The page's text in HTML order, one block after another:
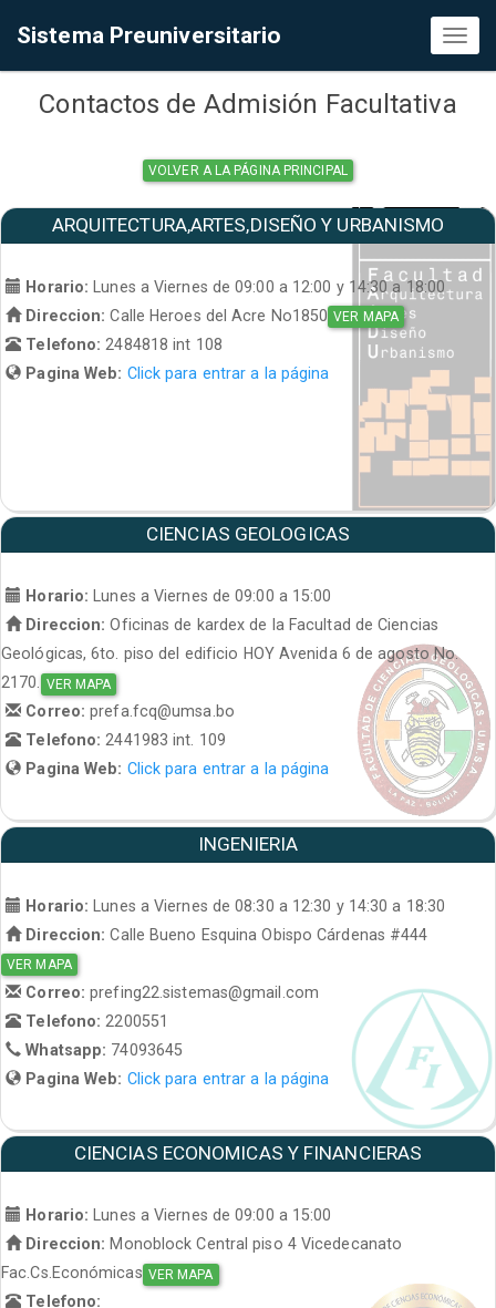
Sistema Preuniversitario
Contactos de Admisión Facultativa
VOLVER A LA PÁGINA PRINCIPAL
ARQUITECTURA,ARTES,DISEÑO Y URBANISMO
Horario:
Lunes a Viernes de 09:00 a 12:00 y 14:30 a 18:00
Direccion: Calle Heroes del Acre No1850 VER MAPA
Telefono: 2484818 int 108
Pagina Web: Click para entrar a la página
CIENCIAS GEOLOGICAS
Horario: Lunes a Viernes de 09:00 a 15:00
Direccion: Oficinas de kardex de la Facultad de Ciencias
Geológicas, 6to. piso del edificio HOY Avenida 6 de agosto No.
2170. VER MAPA
Correo:prefa.fcq@umsa.bo
Telefono:2441983 int. 109
Pagina Web: Click para entrar a la página
INGENIERIA
Horario:
Lunes a Viernes de 08:30 a 12:30 y 14:30 a 18:30
Direccion: Calle Bueno Esquina Obispo Cárdenas #444
VER MAPA
Correo:prefing22.sistemas@gmail.com
Telefono: 2200551
Whatsapp: 74093645
Pagina Web: Click para entrar a la página
CIENCIAS ECONOMICAS Y FINANCIERAS
Horario: Lunes a Viernes de 09:00 a 15:00
Direccion: Monoblock Central piso 4 Vicedecanato
Fac.Cs.Económicas VER MAPA
Telefono: